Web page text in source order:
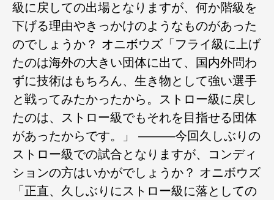
級に戻しての出場となりますが、何か階級を
下げる理由やきっかけのようなものがあった
のでしょうか？ オニボウズ「フライ級に上げ
たのは海外の大きい団体に出て、国内外問わ
ずに技術はもちろん、生き物として強い選手
と戦ってみたかったから。ストロー級に戻し
たのは、ストロー級でもそれを目指せる団体
があったからです。」 ―――今回久しぶりの
ストロー級での試合となりますが、コンディ
ションの方はいかがでしょうか？ オニボウズ
「正直、久しぶりにストロー級に落としての